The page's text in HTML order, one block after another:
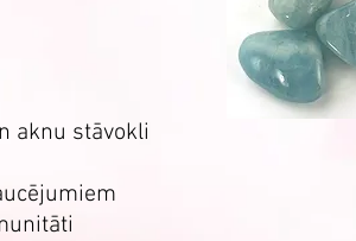
aknu stāvokli